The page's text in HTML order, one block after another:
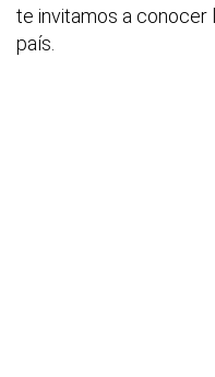
te invitamos a conocer
país.